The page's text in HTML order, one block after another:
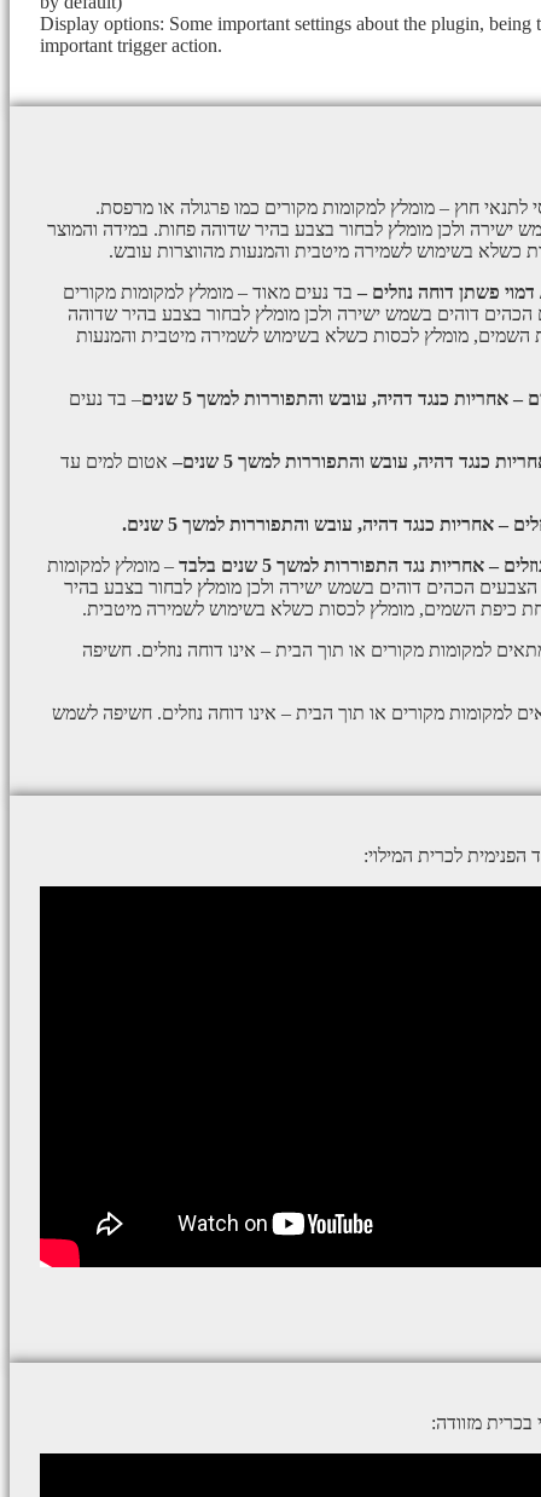
Display options: Some important settings about the plugin, being
important trigger action.
לתנאי חוץ – מומלץ למקומות מקורים כמו פרגולה או מרפסת.
ישירה ולכן מומלץ לבחור בצבע בהיר שדוהה פחות. במידה והמוצר
כשלא בשימוש לשמירה מיטבית והמנעות מהווצרות עובש.
פשתן דוחה נוזלים – בד נעים מאוד – מומלץ למקומות מקורים
דוהים בשמש ישירה ולכן מומלץ לבחור בצבע בהיר שדוהה
השמים, מומלץ לכסות כשלא בשימוש לשמירה מיטבית והמנעות
– אחריות כנגד דהיה, עובש והתפוררות למשך 5 שנים – בד נעים
כנגד דהיה, עובש והתפוררות למשך 5 שנים– אטום למים עד
אחריות כנגד דהיה, עובש והתפוררות למשך 5 שנים.
אחריות נגד התפוררות למשך 5 שנים בלבד
– מומלץ למקומות
הכהים דוהים בשמש ישירה ולכן מומלץ לבחור בצבע בהיר
כיפת השמים, מומלץ לכסות כשלא בשימוש לשמירה מיטבית.
למקומות מקורים או תוך הבית – אינו דוחה נוזלים. חשיפה
למקומות מקורים או תוך הבית – אינו דוחה נוזלים. חשיפה לשמש
לכרית המילוי:
מזוודה: